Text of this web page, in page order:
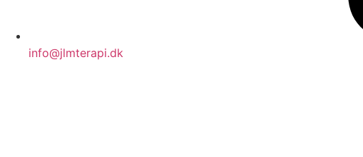
info@jlmterapi.dk